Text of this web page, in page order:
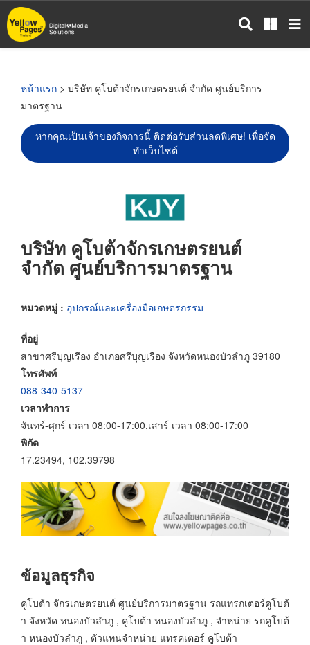
ข้าม
ไป
หน้าแรก > บริษัท คูโบต้าจักรเกษตรยนต์ จำกัด ศูนย์บริการ
มาตรฐาน
หากคุณเป็นเจ้าของกิจการนี้ ติดต่อรับส่วนลดพิเศษ! เพื่อจัด
ทำเว็บไซต์
บริษัท คูโบต้าจักรเกษตรยนต์
จำกัด ศูนย์บริการมาตรฐาน
หมวดหมู่ : อุปกรณ์และเครื่องมือเกษตรกรรม
ที่อยู่
สาขาศรีบุญเรือง อำเภอศรีบุญเรือง จังหวัดหนองบัวลำภู 39180
โทรศัพท์
088-340-5137
เวลาทำการ
จันทร์-ศุกร์ เวลา 08:00-17:00,เสาร์ เวลา 08:00-17:00
พิกัด
17.23494, 102.39798
ข้อมูลธุรกิจ
คูโบต้า จักรเกษตรยนต์ ศูนย์บริการมาตรฐาน รถแทรกเตอร์คูโบต้
า จังหวัด หนองบัวลำภู , คูโบต้า หนองบัวลำภู , จำหน่าย รถคูโบต้
า หนองบัวลำภู , ตัวแทนจำหน่าย แทรคเตอร์ คูโบต้า